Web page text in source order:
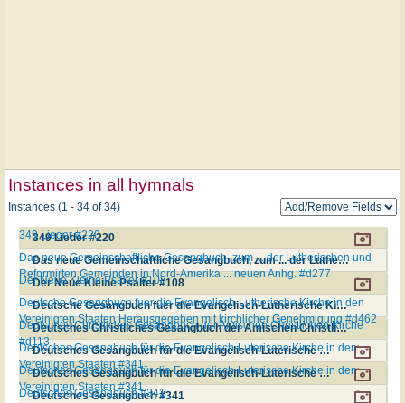
Instances in all hymnals
Instances (1 - 34 of 34)
349 Lieder #220
349 Lieder #220
Das neue Gemeinschaftliche Gesangbuch, zum ... der Lutherischen und Reformirten Gemeinden in Nord-Amerika ... neuen Anhg. #d277
Das neue Gemeinschaftliche Gesangbuch, zum ... der Lutherischen und
Reformirten Gemeinden in Nord-Amerika ... neuen Anhg. #d277
Der Neue Kleine Psalter #108
Der Neue Kleine Psalter #108
Deutsche Gesangbuch fuer die Evangelisch-Lutherische Kirche in den Vereinigten Staaten Herausgegeben mit kirchlicher Genehmigung #d462
Deutsche Gesangbuch fuer die Evangelisch-Lutherische Kirche in den
Vereinigten Staaten Herausgegeben mit kirchlicher Genehmigung #d462
Deutsches Christliches Gesangbuch der Amischen Christlichen Kirche #d113
Deutsches Christliches Gesangbuch der Amischen Christlichen Kirche
#d113
Deutsches Gesangbuch für die Evangelisch-Luterische Kirche in den Vereinigten Staaten #341
Deutsches Gesangbuch für die Evangelisch-Luterische Kirche in den
Vereinigten Staaten #341
Deutsches Gesangbuch für die Evangelisch-Luterische Kirche in den Vereinigten Staaten #341
Deutsches Gesangbuch für die Evangelisch-Luterische Kirche in den
Vereinigten Staaten #341
Deutsches Gesangbuch #341
Deutsches Gesangbuch #341